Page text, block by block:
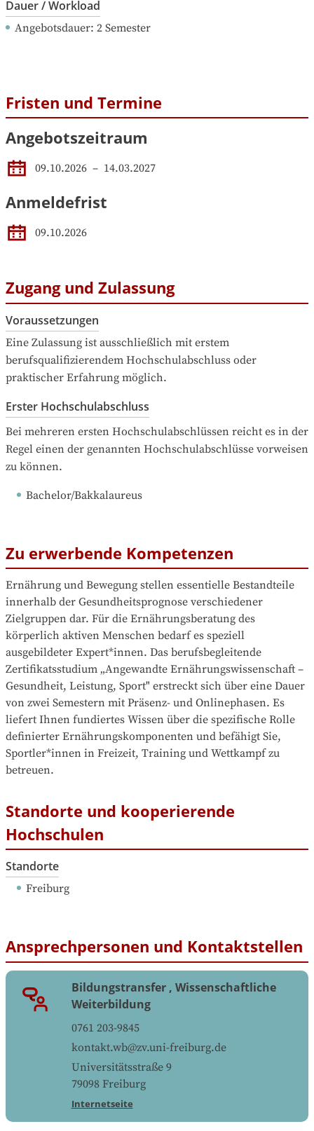
Dauer / Workload
Angebotsdauer: 2 Semester
Fristen und Termine
Angebotszeitraum
09.10.2026 – 14.03.2027
Anmeldefrist
09.10.2026
Zugang und Zulassung
Voraussetzungen
Eine Zulassung ist ausschließlich mit erstem
berufsqualifizierendem Hochschulabschluss oder
praktischer Erfahrung möglich.
Erster Hochschulabschluss
Bei mehreren ersten Hochschulabschlüssen reicht es in der
Regel einen der genannten Hochschulabschlüsse vorweisen
zu können.
Bachelor/Bakkalaureus
Zu erwerbende Kompetenzen
Ernährung und Bewegung stellen essentielle Bestandteile
innerhalb der Gesundheitsprognose verschiedener
Zielgruppen dar. Für die Ernährungsberatung des
körperlich aktiven Menschen bedarf es speziell
ausgebildeter Expert*innen. Das berufsbegleitende
Zertifikatsstudium „Angewandte Ernährungswissenschaft –
Gesundheit, Leistung, Sport" erstreckt sich über eine Dauer
von zwei Semestern mit Präsenz- und Onlinephasen. Es
liefert Ihnen fundiertes Wissen über die spezifische Rolle
definierter Ernährungskomponenten und befähigt Sie,
Sportler*innen in Freizeit, Training und Wettkampf zu
betreuen.
Standorte und kooperierende
Hochschulen
Standorte
Freiburg
Ansprechpersonen und Kontaktstellen
Bildungstransfer , Wissenschaftliche
Weiterbildung
0761 203-9845
kontakt.wb@zv.uni-freiburg.de
Universitätsstraße 9
79098 Freiburg
Internetseite